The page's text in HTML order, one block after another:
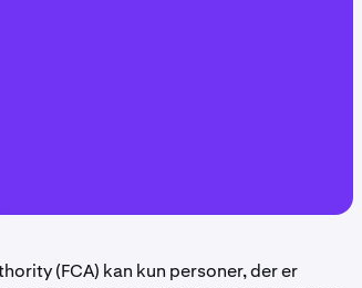
(FCA) kan kun personer, der er